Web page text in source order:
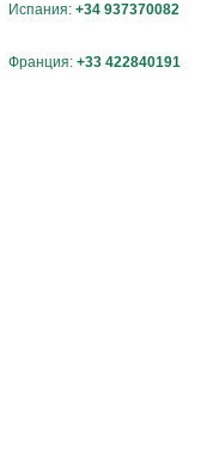
Испания: +34 937370082
Франция: +33 422840191